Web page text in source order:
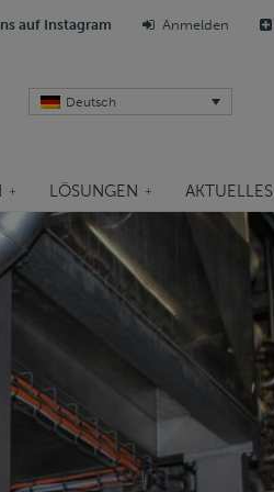
auf Instagram Anmelden
Deutsch
LÖSUNGEN AKTUELLES